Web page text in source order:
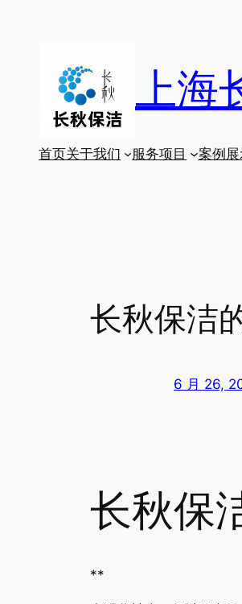
上海
首页关于我们 服务项目 案例
长秋保洁
6 月 26,
长秋保
**